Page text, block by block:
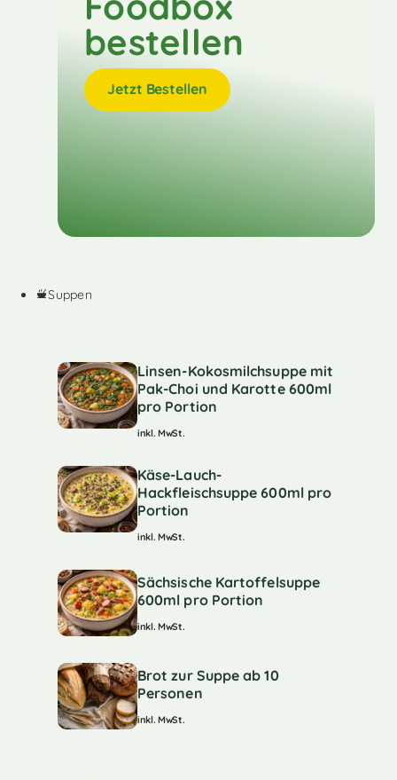
bestellen
Jetzt Bestellen
Suppen
Linsen-Kokosmilchsuppe mit
Pak-Choi und Karotte 600ml
pro Portion
inkl. MwSt.
Käse-Lauch-
Hackfleischsuppe 600ml pro
Portion
inkl. MwSt.
Sächsische Kartoffelsuppe
600ml pro Portion
inkl. MwSt.
Brot zur Suppe ab 10
Personen
inkl. MwSt.